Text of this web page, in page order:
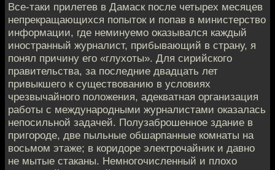
Все-таки прилетев в Дамаск после четырех месяцев
непрекращающихся попыток и попав в министерство
информации, где неминуемо оказывался каждый
иностранный журналист, прибывающий в страну, я
понял причину его «глухоты». Для сирийского
правительства, за последние двадцать лет
привыкшего к существованию в условиях
чрезвычайного положения, адекватная организация
работы с международными журналистами оказалась
непосильной задачей. Полузаброшенное здание в
пригороде, две пыльные обшарпанные комнаты на
восьмом этаже; в коридоре электрочайник и давно
не мытые стаканы. Немногочисленный и плохо